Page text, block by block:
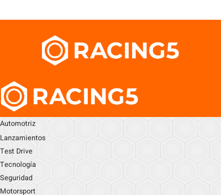
Automotriz
Lanzamientos
Test Drive
Tecnología
Seguridad
Motorsport